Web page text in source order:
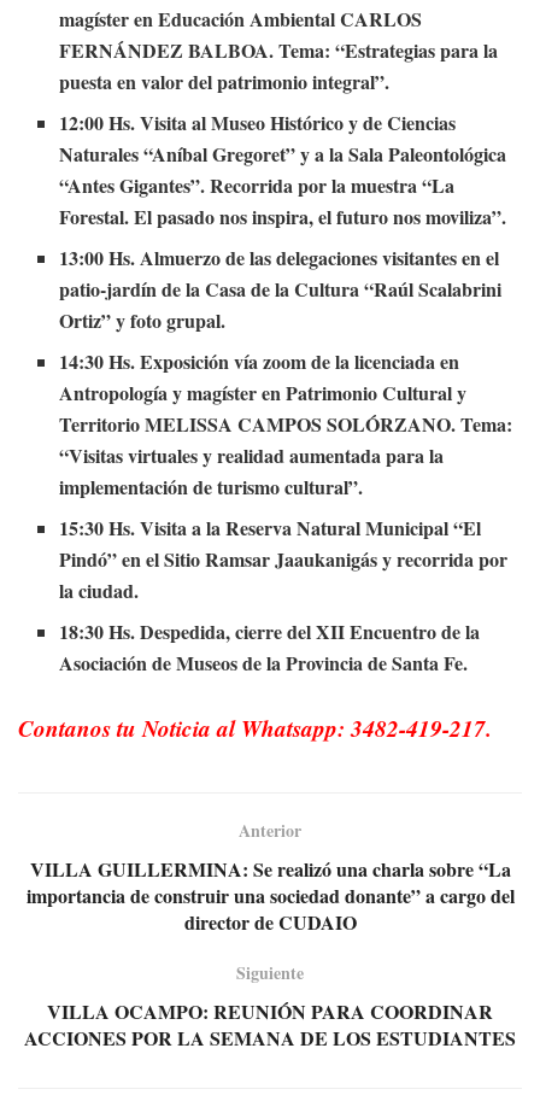
magíster en Educación Ambiental CARLOS
FERNÁNDEZ BALBOA. Tema: “Estrategias para la
puesta en valor del patrimonio integral”.
12:00 Hs. Visita al Museo Histórico y de Ciencias
Naturales “Aníbal Gregoret” y a la Sala Paleontológica
“Antes Gigantes”. Recorrida por la muestra “La
Forestal. El pasado nos inspira, el futuro nos moviliza”.
13:00 Hs. Almuerzo de las delegaciones visitantes en el
patio-jardín de la Casa de la Cultura “Raúl Scalabrini
Ortiz” y foto grupal.
14:30 Hs. Exposición vía zoom de la licenciada en
Antropología y magíster en Patrimonio Cultural y
Territorio MELISSA CAMPOS SOLÓRZANO. Tema:
“Visitas virtuales y realidad aumentada para la
implementación de turismo cultural”.
15:30 Hs. Visita a la Reserva Natural Municipal “El
Pindó” en el Sitio Ramsar Jaaukanigás y recorrida por
la ciudad.
18:30 Hs. Despedida, cierre del XII Encuentro de la
Asociación de Museos de la Provincia de Santa Fe.
Contanos tu Noticia al Whatsapp: 3482-419-217.
Anterior
VILLA GUILLERMINA: Se realizó una charla sobre “La
importancia de construir una sociedad donante” a cargo del
director de CUDAIO
Siguiente
VILLA OCAMPO: REUNIÓN PARA COORDINAR
ACCIONES POR LA SEMANA DE LOS ESTUDIANTES